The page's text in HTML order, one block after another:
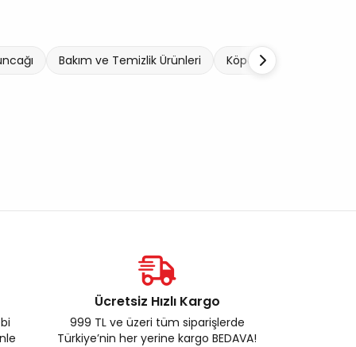
Bakım ve Temizlik Ürünleri Köpek Tasmaları ve
Ücretsiz Hızlı Kargo
999 TL ve üzeri tüm siparişlerde
Türkiye’nin her yerine kargo BEDAVA!